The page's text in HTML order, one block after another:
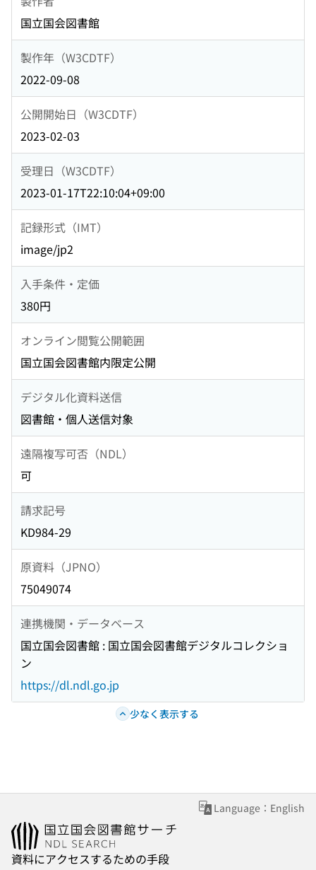
国立国会図書館
製作年（W3CDTF）
2022-09-08
公開開始日（W3CDTF）
2023-02-03
受理日（W3CDTF）
2023-01-17T22:10:04+09:00
記録形式（IMT）
image/jp2
入手条件・定価
380円
オンライン閲覧公開範囲
国立国会図書館内限定公開
デジタル化資料送信
図書館・個人送信対象
遠隔複写可否（NDL）
可
請求記号
KD984-29
原資料（JPNO）
75049074
連携機関・データベース
国立国会図書館 : 国立国会図書館デジタルコレクショ
ン
https://dl.ndl.go.jp
少なく表示する
Language：English
資料にアクセスするための手段